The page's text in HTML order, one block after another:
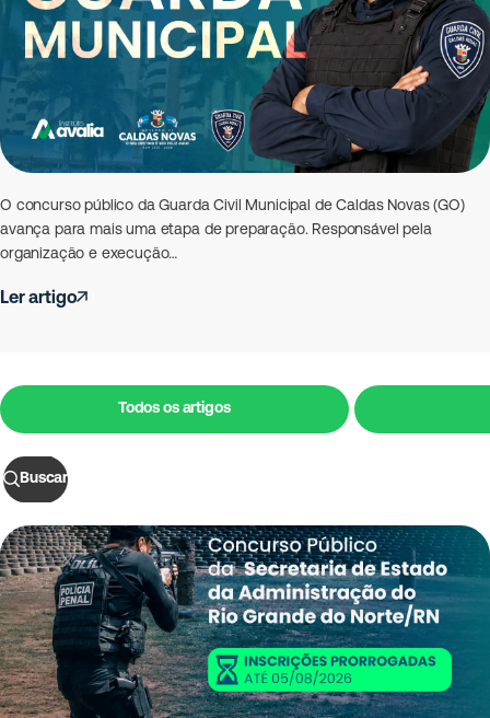
O concurso público da Guarda Civil Municipal de Caldas Novas (GO)
avança para mais uma etapa de preparação. Responsável pela
organização e execução…
Ler artigo
Todos os artigos
Buscar